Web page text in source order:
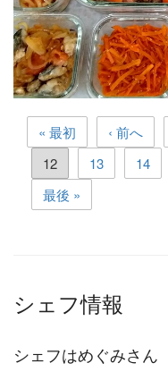
« 最初 ‹ 前へ
12
13 14
最後 »
シェフ情報
シェフはめぐみさん